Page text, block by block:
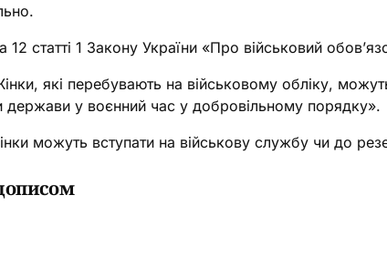
статті 1 Закону України «Про військовий
які перебувають на військовому обліку,
держави у воєнний час у добровільному порядку».
можуть вступати на військову службу чи до